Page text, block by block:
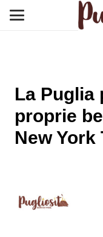
La Puglia
proprie
New York